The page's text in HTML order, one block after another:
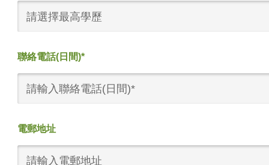
請選擇最高學歷
聯絡電話(日間)*
電郵地址